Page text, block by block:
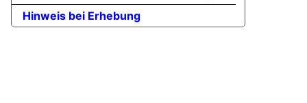
Hinweis bei Erhebung